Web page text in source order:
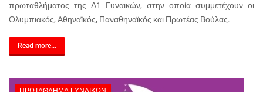
πρωταθλήματος της Α1 Γυναικών, στην οποία συμμετέχουν οι
Ολυμπιακός, Αθηναϊκός, Παναθηναϊκός και Πρωτέας Βούλας.
Read more...